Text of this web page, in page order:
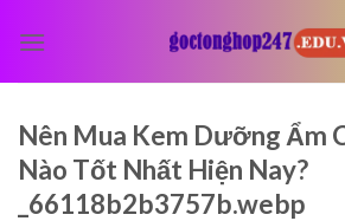
Nên Mua Kem Dưỡng Ẩm
Nào Tốt Nhất Hiện Nay?
_66118b2b3757b.webp